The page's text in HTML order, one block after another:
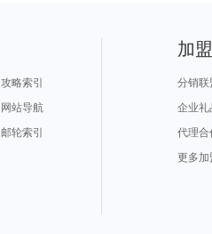
攻略索引
网站导航
邮轮索引
加
分销联
企业礼
代理合
更多加